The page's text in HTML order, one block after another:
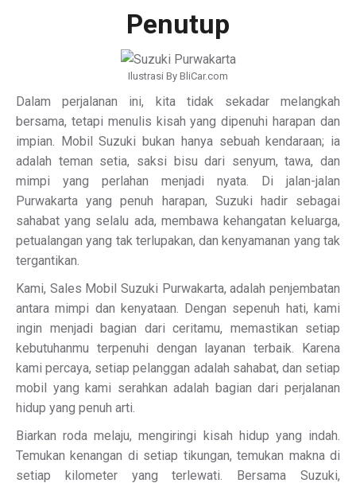
Penutup
Ilustrasi By BliCar.com
Dalam perjalanan ini, kita tidak sekadar melangkah
bersama, tetapi menulis kisah yang dipenuhi harapan dan
impian. Mobil Suzuki bukan hanya sebuah kendaraan; ia
adalah teman setia, saksi bisu dari senyum, tawa, dan
mimpi yang perlahan menjadi nyata. Di jalan-jalan
Purwakarta yang penuh harapan, Suzuki hadir sebagai
sahabat yang selalu ada, membawa kehangatan keluarga,
petualangan yang tak terlupakan, dan kenyamanan yang tak
tergantikan.
Kami, Sales Mobil Suzuki Purwakarta, adalah penjembatan
antara mimpi dan kenyataan. Dengan sepenuh hati, kami
ingin menjadi bagian dari ceritamu, memastikan setiap
kebutuhanmu terpenuhi dengan layanan terbaik. Karena
kami percaya, setiap pelanggan adalah sahabat, dan setiap
mobil yang kami serahkan adalah bagian dari perjalanan
hidup yang penuh arti.
Biarkan roda melaju, mengiringi kisah hidup yang indah.
Temukan kenangan di setiap tikungan, temukan makna di
setiap kilometer yang terlewati. Bersama Suzuki,